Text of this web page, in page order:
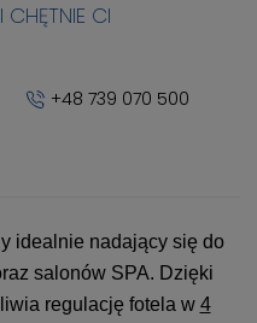
CI
+48 739 070 500
idealnie nadający się do
salonów SPA. Dzięki
regulację fotela w 4